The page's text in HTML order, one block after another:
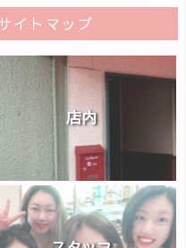
イトマップ
店内